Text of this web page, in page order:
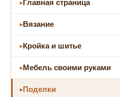
Главная страница
Вязание
Кройка и шитье
Мебель своими руками
Поделки